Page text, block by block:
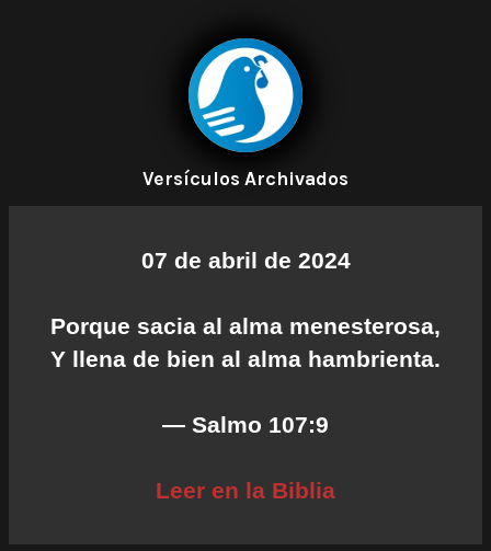
Versículos Archivados
07 de abril de 2024
Porque sacia al alma menesterosa,
Y llena de bien al alma hambrienta.
— Salmo 107:9
Leer en la Biblia